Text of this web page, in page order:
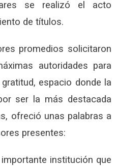
se realizó el acto
de títulos.
promedios solicitaron
autoridades para
espacio donde la
ser la más destacada
ofreció unas palabras a
presentes:
institución que